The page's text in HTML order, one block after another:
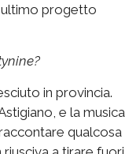
ultimo progetto
in provincia.
e la musica
qualcosa